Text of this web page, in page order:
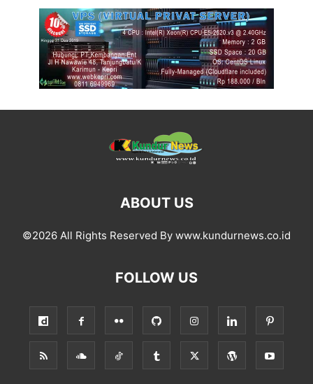
ABOUT US
©2026 All Rights Reserved By www.kundurnews.co.id
FOLLOW US